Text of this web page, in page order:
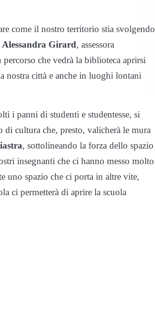
come il nostro territorio stia svolgendo
Alessandra Girard, assessora
che vedrà la biblioteca aprirsi
nostra città e anche in luoghi lontani
i panni di studenti e studentesse, si
cultura che, presto, valicherà le mura
, sottolineando la forza dello spazio
insegnanti che ci hanno messo molto
uno spazio che ci porta in altre vite,
ci permetterà di aprire la scuola